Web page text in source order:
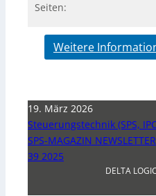
Seiten:
Weitere
19. März 2026
Steuerungstechnik (SPS,
SPS-MAGAZIN
39 2025
DELTA